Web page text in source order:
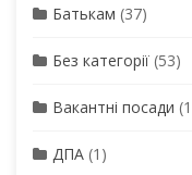
Батькам (37)
Без категорії (53)
Вакантні посади
ДПА (1)